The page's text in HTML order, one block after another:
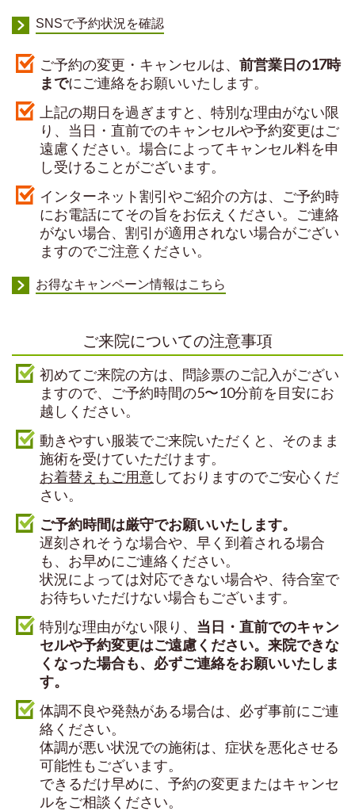
SNSで予約状況を確認
ご予約の変更・キャンセルは、 前営業日の17時
までにご連絡をお願いいたします。
上記の期日を過ぎますと、特別な理由がない限
り、当日・直前でのキャンセルや予約変更はご
遠慮ください。場合によってキャンセル料を申
し受けることがございます。
インターネット割引やご紹介の方は、ご予約時
にお電話にてその旨をお伝えください。ご連絡
がない場合、割引が適用されない場合がござい
ますのでご注意ください。
お得なキャンペーン情報はこちら
ご来院についての注意事項
初めてご来院の方は、問診票のご記入がござい
ますので、ご予約時間の5〜10分前を目安にお
越しください。
動きやすい服装でご来院いただくと、そのまま
施術を受けていただけます。
お着替えもご用意しておりますのでご安心くだ
さい。
ご予約時間は厳守でお願いいたします。
遅刻されそうな場合や、早く到着される場合
も、お早めにご連絡ください。
状況によっては対応できない場合や、待合室で
お待ちいただけない場合もございます。
特別な理由がない限り、 当日・直前でのキャン
セルや予約変更はご遠慮ください。来院できな
くなった場合も、必ずご連絡をお願いいたしま
す。
体調不良や発熱がある場合は、必ず事前にご連
絡ください。
体調が悪い状況での施術は、症状を悪化させる
可能性もございます。
できるだけ早めに、予約の変更またはキャンセ
ルをご相談ください。